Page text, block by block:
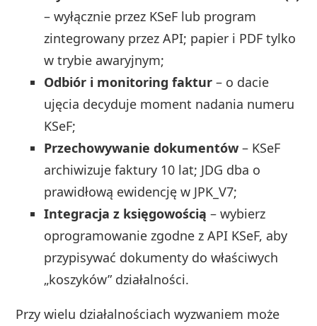
– wyłącznie przez KSeF lub program
zintegrowany przez API; papier i PDF tylko
w trybie awaryjnym;
Odbiór i monitoring faktur – o dacie
ujęcia decyduje moment nadania numeru
KSeF;
Przechowywanie dokumentów – KSeF
archiwizuje faktury 10 lat; JDG dba o
prawidłową ewidencję w JPK_V7;
Integracja z księgowością – wybierz
oprogramowanie zgodne z API KSeF, aby
przypisywać dokumenty do właściwych
„koszyków” działalności.
Przy wielu działalnościach wyzwaniem może